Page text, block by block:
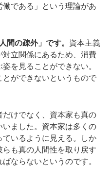
である」という理論があ
間の疎外」です。 資本主義
立関係にあるため、消費
を見ることができない。
ができないというもので
けでなく、資本家も真の
いました。資本家は多くの
いるように見える。しか
も真の人間性を取り戻す
ならないというのです。